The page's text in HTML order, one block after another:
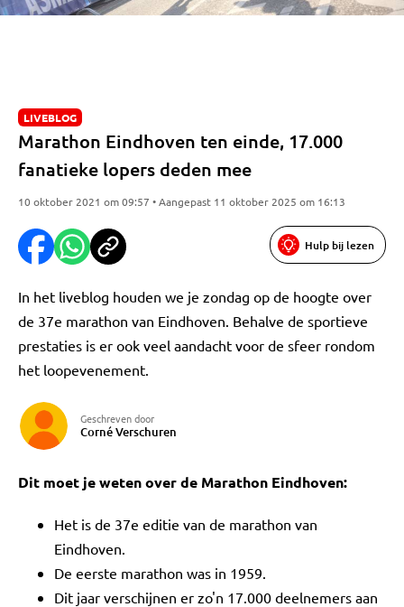
LIVEBLOG
Marathon Eindhoven ten einde, 17.000
fanatieke lopers deden mee
10 oktober 2021 om 09:57 • Aangepast 11 oktober 2025 om 16:13
Hulp bij lezen
In het liveblog houden we je zondag op de hoogte over
de 37e marathon van Eindhoven. Behalve de sportieve
prestaties is er ook veel aandacht voor de sfeer rondom
het loopevenement.
Geschreven door
Corné Verschuren
Dit moet je weten over de Marathon Eindhoven:
Het is de 37e editie van de marathon van
Eindhoven.
De eerste marathon was in 1959.
Dit jaar verschijnen er zo'n 17.000 deelnemers aan